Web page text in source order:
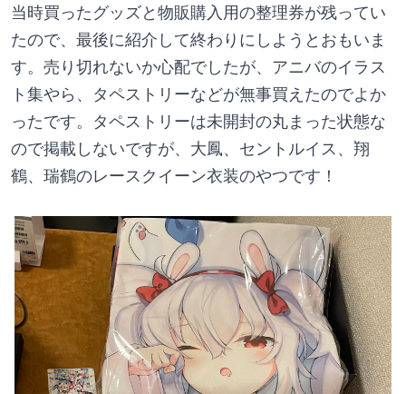
当時買ったグッズと物販購入用の整理券が残ってい
たので、最後に紹介して終わりにしようとおもいま
す。売り切れないか心配でしたが、アニバのイラス
ト集やら、タペストリーなどが無事買えたのでよか
ったです。タペストリーは未開封の丸まった状態な
ので掲載しないですが、大鳳、セントルイス、翔
鶴、瑞鶴のレースクイーン衣装のやつです！